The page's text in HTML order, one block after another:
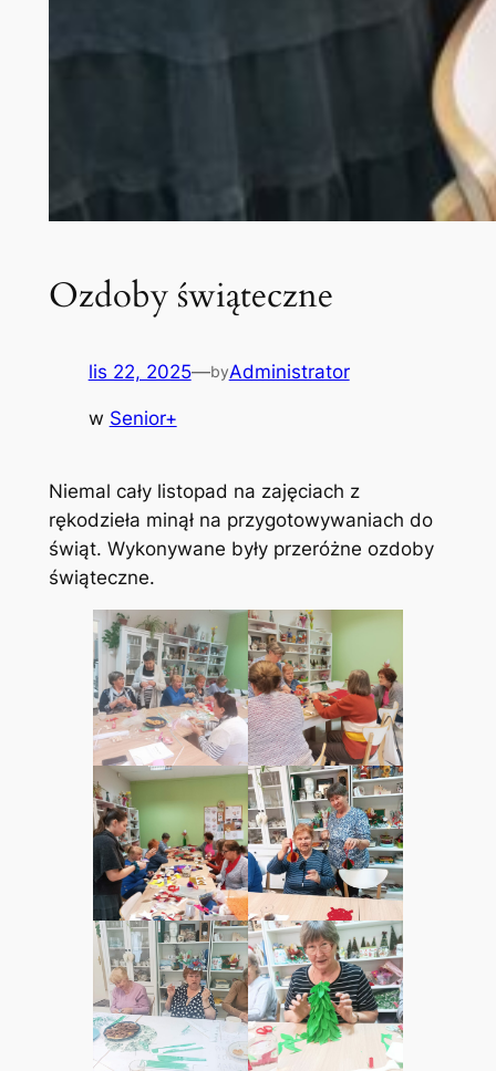
Ozdoby świąteczne
lis 22, 2025—byAdministrator
w Senior+
Niemal cały listopad na zajęciach z
rękodzieła minął na przygotowywaniach do
świąt. Wykonywane były przeróżne ozdoby
świąteczne.